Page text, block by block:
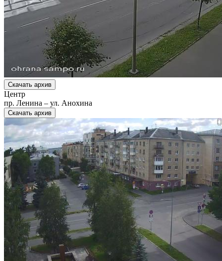
Скачать архив
Центр
пр. Ленина – ул. Анохина
Скачать архив